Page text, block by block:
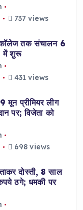
737 views
तक संचालन 6
में शुरू
431 views
प्रीमियर लीग
पर; विजेता को
698 views
दोस्ती, 8 साल
ठगे; धमकी पर